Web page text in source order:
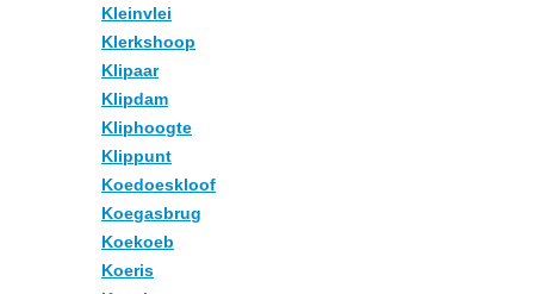
Kleinvlei
Klerkshoop
Klipaar
Klipdam
Kliphoogte
Klippunt
Koedoeskloof
Koegasbrug
Koekoeb
Koeris